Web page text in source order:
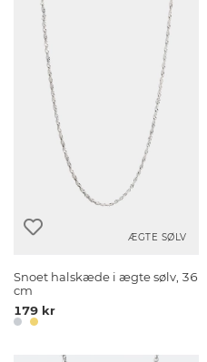
ÆGTE SØLV
Snoet halskæde i ægte sølv, 36
cm
179 kr